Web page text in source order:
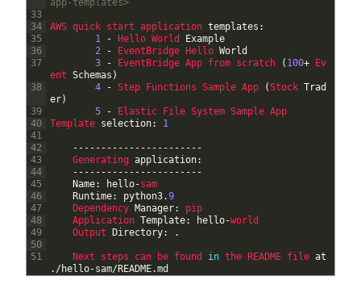
33
34
35
36
37
38
39
40
41
42
43
44
45
46
47
48
49
50
51
app-templates>
AWS quick start application templates :
1
- Hello World
Example
2
- EventBridge Hello World
3
- EventBridge App from scratch ( 100+
Ev
ent Schemas )
4
- Step Functions Sample App (Stock Trad
er)
5
- Elastic File System Sample App
Template selection: 1
-- -- -- -- -- -- -- -- -- -- -- -
Generating application:
-- -- -- -- -- -- -- -- -- -- -- -
Name: hello-sam
Runtime: python3.9
Dependency Manager:
pip
Application Template: hello-world
Output
Directory: .
Next steps can be found in the README file at
. /hello-sam/README.md